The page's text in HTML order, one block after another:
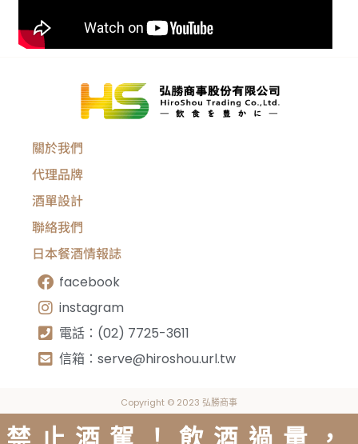
關於我們
代理品牌
酒單設計
聯絡我們
日本餐酒情報誌
facebook
instagram
電話：(02) 7725-3611
信箱：serve@hiroshou.url.tw
Copyright © 2023 弘勝商事